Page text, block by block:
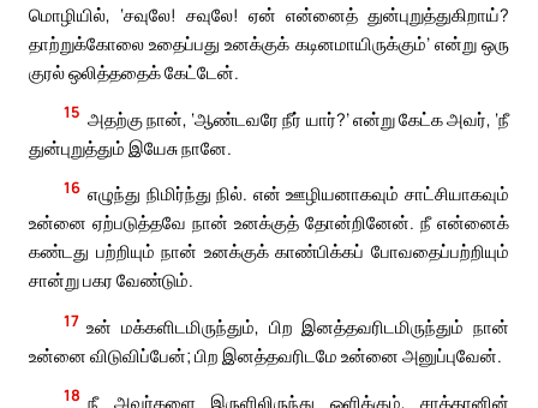
மொழியில், ‘சவுலே! சவுலே! ஏன் என்னைத் துன்புறுத்துகிறாய்?
தாற்றுக்கோலை உதைப்பது உனக்குக் கடினமாயிருக்கும்’ என்று ஒரு
குரல் ஒலித்ததைக் கேட்டேன்.
15 அதற்கு நான், ‘ஆண்டவரே நீர் யார்?’ என்று கேட்க அவர், ‘நீ
துன்புறுத்தும் இயேசு நானே.
16 எழுந்து நிமிர்ந்து நில். என் ஊழியனாகவும் சாட்சியாகவும்
உன்னை ஏற்படுத்தவே நான் உனக்குத் தோன்றினேன். நீ என்னைக்
கண்டது பற்றியும் நான் உனக்குக் காண்பிக்கப் போவதைப்பற்றியும்
சான்று பகர வேண்டும்.
17 உன் மக்களிடமிருந்தும், பிற இனத்தவரிடமிருந்தும் நான்
உன்னை விடுவிப்பேன்; பிற இனத்தவரிடமே உன்னை அனுப்புவேன்.
18 நீ அவர்களை இருளிலிருந்து ஒளிக்கும், சாத்தானின்